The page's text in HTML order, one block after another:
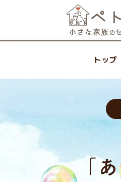
トップ